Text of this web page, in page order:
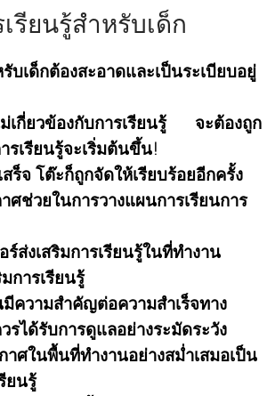
รียนรู้สำหรับเด็ก
บเด็กต้องสะอาดและเป็นระเบียบอยู่
เกี่ยวข้องกับการเรียนรู้ จะต้องถูก
รเรียนรู้จะเริ่มต้นขึ้น!
สร็จ โต๊ะก็ถูกจัดให้เรียบร้อยอีกครั้ง
ศช่วยในการวางแผนการเรียนการ
ร์ส่งเสริมการเรียนรู้ในที่ทำงาน
การเรียนรู้
ความสำคัญต่อความสำเร็จทาง
รได้รับการดูแลอย่างระมัดระวัง
าศในพื้นที่ทำงานอย่างสม่ำเสมอเป็น
ยนรู้